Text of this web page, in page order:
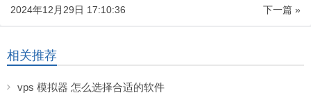
下一篇 »
2024年12月29日 17:10:36
相关推荐
vps 模拟器 怎么选择合适的软件